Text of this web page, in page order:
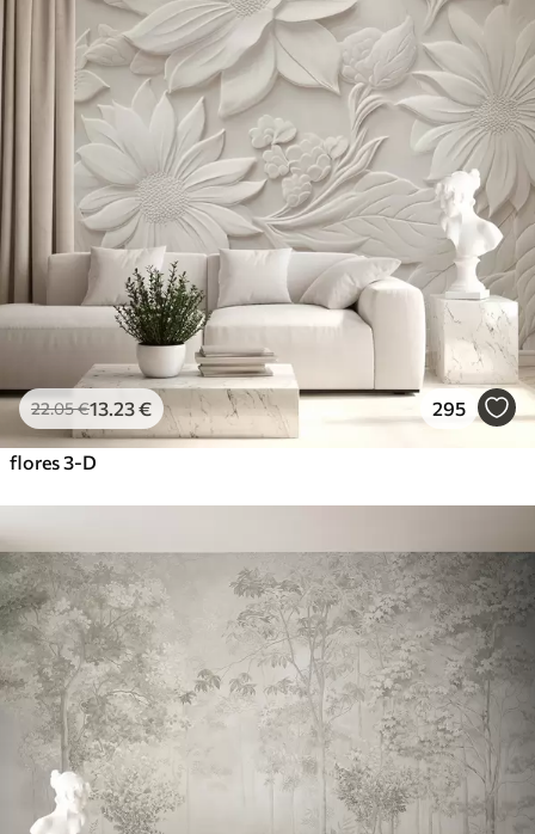
22.05€13.23€ 295
flores 3-D